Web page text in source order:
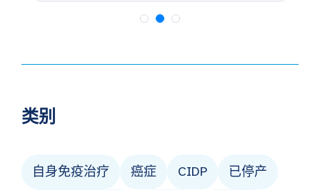
类别
自身免疫治疗 癌症 CIDP 已停产